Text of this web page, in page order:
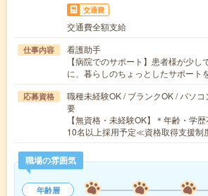
交通費
交通費全額支給
仕事内容
看護助手
【病院でのサポート】患者様が少し
に、暮らしのちょっとしたサポート
応募資格
職種未経験OK / ブランクOK / パソ
要
【無資格・未経験OK】＊年齢・学
10名以上採用予定≪資格取得支援
職場の雰囲気
年齢層